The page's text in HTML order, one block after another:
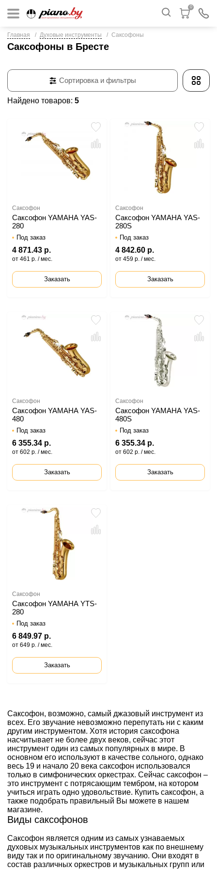
0
Главная Духовые инструменты Саксофоны
Саксофоны в Бресте
Найдено товаров: 5
Сортировка и фильтры
Саксофон
Саксофон YAMAHA YAS-
280
Под заказ
4 871.43 р.
от 461 р. / мес.
Заказать
Саксофон
Саксофон YAMAHA YAS-
280S
Под заказ
4 842.60 р.
от 459 р. / мес.
Заказать
Саксофон
Саксофон YAMAHA YAS-
480
Под заказ
6 355.34 р.
от 602 р. / мес.
Заказать
Саксофон
Саксофон YAMAHA YAS-
480S
Под заказ
6 355.34 р.
от 602 р. / мес.
Заказать
Саксофон
Саксофон YAMAHA YTS-
280
Под заказ
6 849.97 р.
от 649 р. / мес.
Заказать
Саксофон, возможно, самый джазовый инструмент из
всех. Его звучание невозможно перепутать ни с каким
другим инструментом. Хотя история саксофона
насчитывает не более двух веков, сейчас этот
инструмент один из самых популярных в мире. В
основном его используют в качестве сольного, однако
весь 19 и начало 20 века саксофон использовался
только в симфонических оркестрах. Сейчас саксофон –
это инструмент с потрясающим тембром, на котором
учиться играть одно удовольствие. Купить саксофон, а
также подобрать правильный Вы можете в нашем
магазине.
Виды саксофонов
Саксофон является одним из самых узнаваемых
духовых музыкальных инструментов как по внешнему
виду так и по оригинальному звучанию. Они входят в
состав различных оркестров и музыкальных групп или